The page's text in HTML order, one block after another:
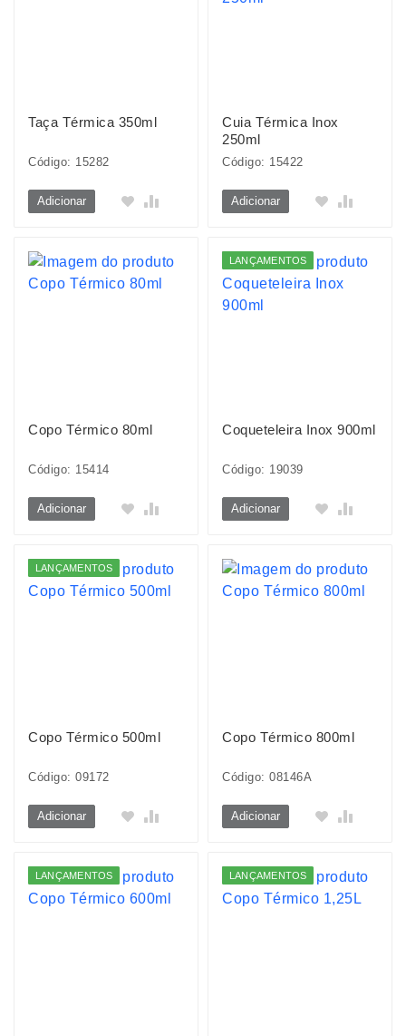
Taça Térmica 350ml
Código: 15282
Adicionar
Cuia Térmica Inox
250ml
Código: 15422
Adicionar
Copo Térmico 80ml
Código: 15414
Adicionar
LANÇAMENTOS
Coqueteleira Inox 900ml
Código: 19039
Adicionar
LANÇAMENTOS
Copo Térmico 500ml
Código: 09172
Adicionar
Copo Térmico 800ml
Código: 08146A
Adicionar
LANÇAMENTOS LANÇAMENTOS